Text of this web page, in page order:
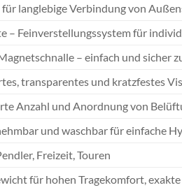
langlebige Verbindung von
– Feinverstellungssystem für
– einfach und sicher
transparentes und kratzfestes
Anzahl und Anordnung von
und waschbar für einfache
Freizeit, Touren
für hohen Tragekomfort,